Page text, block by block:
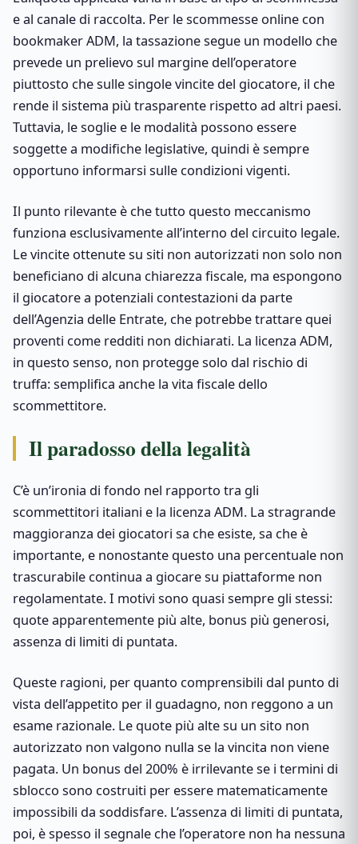
e al canale di raccolta. Per le scommesse online con
bookmaker ADM, la tassazione segue un modello che
prevede un prelievo sul margine dell’operatore
piuttosto che sulle singole vincite del giocatore, il che
rende il sistema più trasparente rispetto ad altri paesi.
Tuttavia, le soglie e le modalità possono essere
soggette a modifiche legislative, quindi è sempre
opportuno informarsi sulle condizioni vigenti.
Il punto rilevante è che tutto questo meccanismo
funziona esclusivamente all’interno del circuito legale.
Le vincite ottenute su siti non autorizzati non solo non
beneficiano di alcuna chiarezza fiscale, ma espongono
il giocatore a potenziali contestazioni da parte
dell’Agenzia delle Entrate, che potrebbe trattare quei
proventi come redditi non dichiarati. La licenza ADM,
in questo senso, non protegge solo dal rischio di
truffa: semplifica anche la vita fiscale dello
scommettitore.
Il paradosso della legalità
C’è un’ironia di fondo nel rapporto tra gli
scommettitori italiani e la licenza ADM. La stragrande
maggioranza dei giocatori sa che esiste, sa che è
importante, e nonostante questo una percentuale non
trascurabile continua a giocare su piattaforme non
regolamentate. I motivi sono quasi sempre gli stessi:
quote apparentemente più alte, bonus più generosi,
assenza di limiti di puntata.
Queste ragioni, per quanto comprensibili dal punto di
vista dell’appetito per il guadagno, non reggono a un
esame razionale. Le quote più alte su un sito non
autorizzato non valgono nulla se la vincita non viene
pagata. Un bonus del 200% è irrilevante se i termini di
sblocco sono costruiti per essere matematicamente
impossibili da soddisfare. L’assenza di limiti di puntata,
poi, è spesso il segnale che l’operatore non ha nessuna